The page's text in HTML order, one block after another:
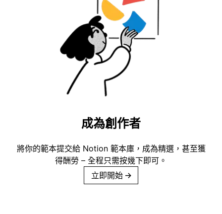
成為創作者
將你的範本提交給 Notion 範本庫，成為精選，甚至獲
得酬勞 – 全程只需按幾下即可。
立即開始 →